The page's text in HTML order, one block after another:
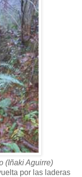
(Iñaki Aguirre)
por las laderas